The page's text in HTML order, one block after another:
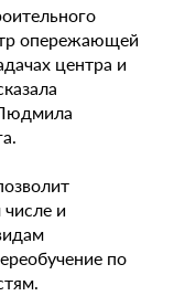
опережающей
центра и
и
по